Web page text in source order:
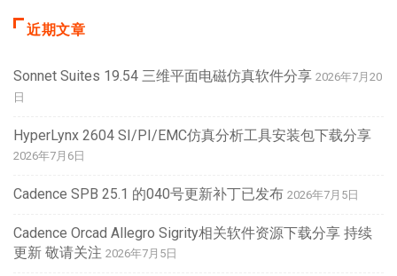
近期文章
Sonnet Suites 19.54 三维平面电磁仿真软件分享 2026年7月20
日
HyperLynx 2604 SI/PI/EMC仿真分析工具安装包下载分享
2026年7月6日
Cadence SPB 25.1 的040号更新补丁已发布 2026年7月5日
Cadence Orcad Allegro Sigrity相关软件资源下载分享 持续
更新 敬请关注 2026年7月5日